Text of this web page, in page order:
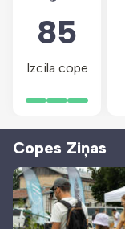
85
Izcila cope
Copes Ziņas